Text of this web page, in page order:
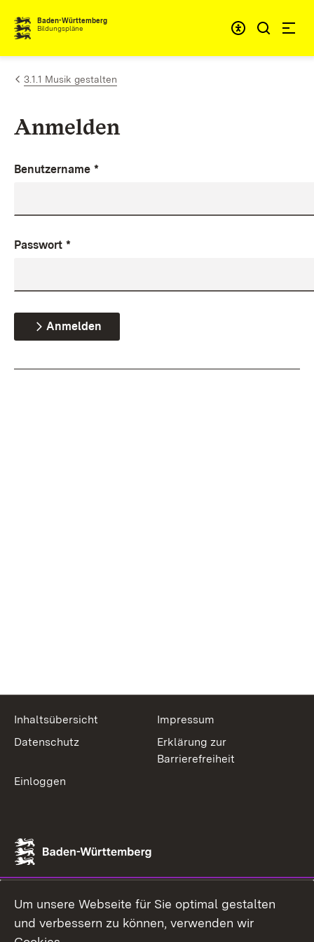
Zum Inhalt springen
Baden-Württemberg
Bildungspläne
3.1.1 Musik gestalten
Anmelden
Benutzername *
Passwort *
Anmelden
Inhaltsübersicht
Impressum
Datenschutz
Erklärung zur
Barrierefreiheit
Einloggen
Um unsere Webseite für Sie optimal gestalten
und verbessern zu können, verwenden wir